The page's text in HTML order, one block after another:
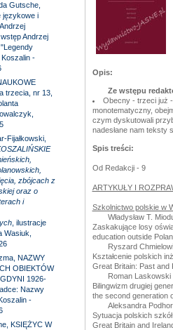
Gutsche,
językowe i
Andrzej
-
trzecia, nr 13,
Fijałkowski,
zbójcach z
oraz o
i
, ilustracje
Wasiuk,
NAZWY
OBIEKTÓW
1926-
Nazwy
-
KSIĘŻYC W
Opis:
Ze wstępu
Obecny - trzeci już
monotematyczny,
czym dyskutowali
nadesłane nam teksty
Spis treści:
Od Redakcji - 9
ARTYKUŁY I
Szkolnictwo polskie w
Władysław T.
Zaskakujące losy
education outside
Ryszard
Kształcenie polskich
Great Britain: Past and
Roman Laskowski
Bilingwizm drugiej
the second generation
Aleksandra
Sytuacja polskich
Great Britain and